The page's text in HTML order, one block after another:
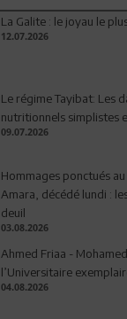
La Galite : le joyau le
12.07.2026
Le régime Tayibat: Les
nutritionnels simplistes
09.07.2026
Hommages ponctués
Amara, décédé lundi :
deuil
03.08.2026
Ahmed Friaa -
l’Universitaire
04.08.2026